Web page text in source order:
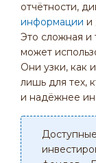
отчётности,
информации и
Это сложная и
может
Они узки, как
лишь для тех,
и надёжнее